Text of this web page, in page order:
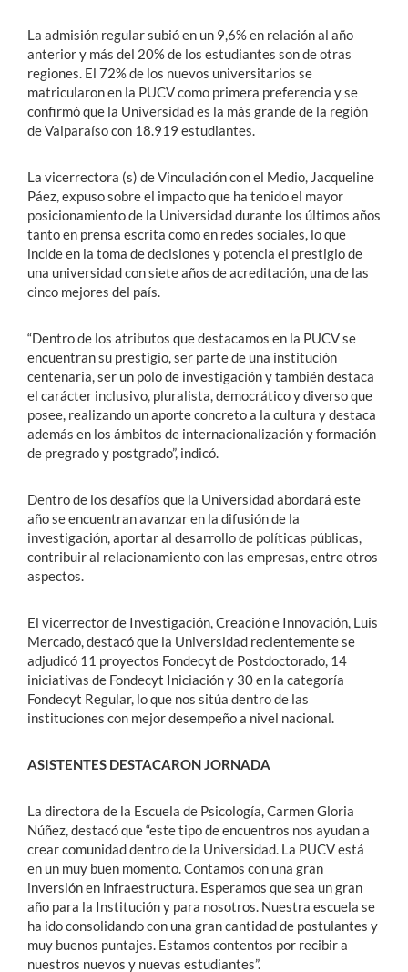
La admisión regular subió en un 9,6% en relación al año
anterior y más del 20% de los estudiantes son de otras
regiones. El 72% de los nuevos universitarios se
matricularon en la PUCV como primera preferencia y se
confirmó que la Universidad es la más grande de la región
de Valparaíso con 18.919 estudiantes.
La vicerrectora (s) de Vinculación con el Medio, Jacqueline
Páez, expuso sobre el impacto que ha tenido el mayor
posicionamiento de la Universidad durante los últimos años
tanto en prensa escrita como en redes sociales, lo que
incide en la toma de decisiones y potencia el prestigio de
una universidad con siete años de acreditación, una de las
cinco mejores del país.
“Dentro de los atributos que destacamos en la PUCV se
encuentran su prestigio, ser parte de una institución
centenaria, ser un polo de investigación y también destaca
el carácter inclusivo, pluralista, democrático y diverso que
posee, realizando un aporte concreto a la cultura y destaca
además en los ámbitos de internacionalización y formación
de pregrado y postgrado”, indicó.
Dentro de los desafíos que la Universidad abordará este
año se encuentran avanzar en la difusión de la
investigación, aportar al desarrollo de políticas públicas,
contribuir al relacionamiento con las empresas, entre otros
aspectos.
El vicerrector de Investigación, Creación e Innovación, Luis
Mercado, destacó que la Universidad recientemente se
adjudicó 11 proyectos Fondecyt de Postdoctorado, 14
iniciativas de Fondecyt Iniciación y 30 en la categoría
Fondecyt Regular, lo que nos sitúa dentro de las
instituciones con mejor desempeño a nivel nacional.
ASISTENTES DESTACARON JORNADA
La directora de la Escuela de Psicología, Carmen Gloria
Núñez, destacó que “este tipo de encuentros nos ayudan a
crear comunidad dentro de la Universidad. La PUCV está
en un muy buen momento. Contamos con una gran
inversión en infraestructura. Esperamos que sea un gran
año para la Institución y para nosotros. Nuestra escuela se
ha ido consolidando con una gran cantidad de postulantes y
muy buenos puntajes. Estamos contentos por recibir a
nuestros nuevos y nuevas estudiantes”.